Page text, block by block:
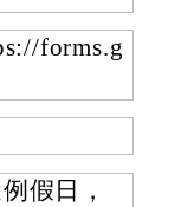
forms.g
假日，